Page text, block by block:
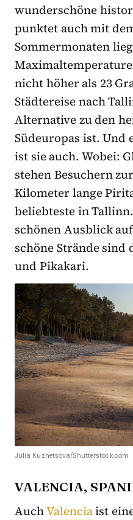
wunderschöne
punktet auch mit
Sommermonaten
nicht höher als 23
Städtereise nach
Alternative zu den
Südeuropas ist. Und
ist sie auch. Wobei:
stehen Besuchern
Kilometer lange
beliebteste in
schönen Ausblick
schöne Strände sind
und Pikakari.
Julia Kuznetsova/Shutterstock.com
VALENCIA,
AuchValenciaist